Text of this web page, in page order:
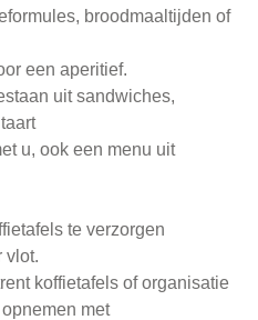
broodmaaltijden of
een aperitief.
uit sandwiches,
u, ook een menu uit
te verzorgen
vlot.
koffietafels of organisatie
met